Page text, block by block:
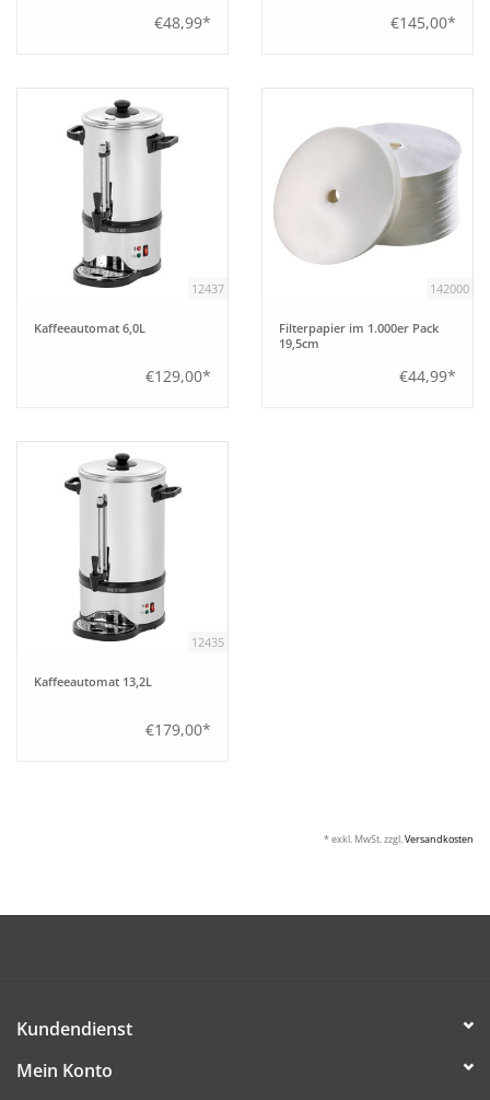
€48,99* €145,00*
12437
Kaffeeautomat 6,0L
€129,00*
142000
Filterpapier im 1.000er Pack
19,5cm
€44,99*
12435
Kaffeeautomat 13,2L
€179,00*
* exkl. MwSt. zzgl.Versandkosten
Kundendienst
Mein Konto